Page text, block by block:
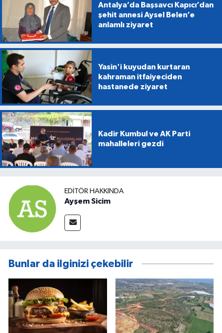
Antalya’da Başsavcı Kapıcı’dan
şehit annesi Aysel Belen’e
anlamlı ziyaret
Yasin'i kuyudan kurtaran
kahraman itfaiyeciden
hastanede ziyaret
Kadir Kumbul ve AK Parti
mahalleleri gezdi
EDITÖR HAKKINDA
Ayşem Sicim
Bunlar da ilginizi çekebilir